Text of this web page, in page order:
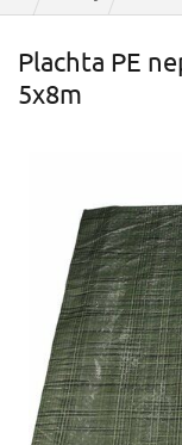
Plachta PE
5x8m